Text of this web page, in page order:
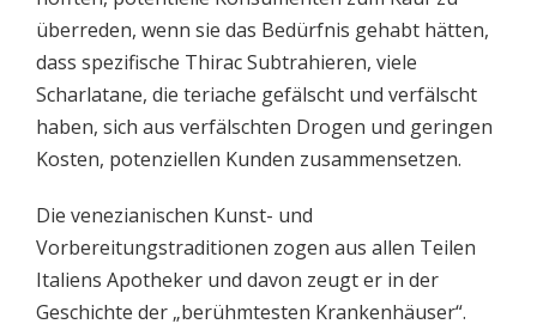
überreden, wenn sie das Bedürfnis gehabt hätten,
dass spezifische Thirac Subtrahieren, viele
Scharlatane, die teriache gefälscht und verfälscht
haben, sich aus verfälschten Drogen und geringen
Kosten, potenziellen Kunden zusammensetzen.
Die venezianischen Kunst- und
Vorbereitungstraditionen zogen aus allen Teilen
Italiens Apotheker und davon zeugt er in der
Geschichte der „berühmtesten Krankenhäuser“.